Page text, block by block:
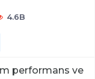
4.6B
performans ve